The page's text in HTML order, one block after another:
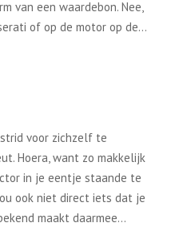
van een waardebon. Nee,
of op de motor op de...
voor zichzelf te
Hoera, want zo makkelijk
in je eentje staande te
ook niet direct iets dat je
maakt daarmee...